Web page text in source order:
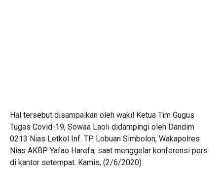
Hal tersebut disampaikan oleh wakil Ketua Tim Gugus
Tugas Covid-19, Sowaa Laoli didampingi oleh Dandim
0213 Nias Letkol Inf. TP. Lobuan Simbolon, Wakapolres
Nias AKBP Yafao Harefa, saat menggelar konferensi pers
di kantor setempat. Kamis, (2/6/2020)